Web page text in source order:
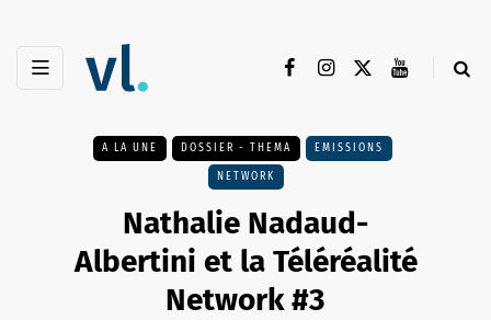
A LA UNE DOSSIER - THEMA EMISSIONS
NETWORK
Nathalie Nadaud-
Albertini et la Téléréalité
Network #3